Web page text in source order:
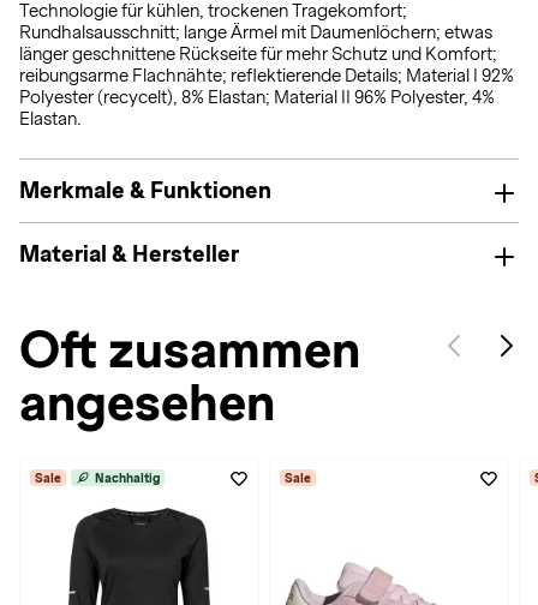
Technologie für kühlen, trockenen Tragekomfort;
Rundhalsausschnitt; lange Ärmel mit Daumenlöchern; etwas
länger geschnittene Rückseite für mehr Schutz und Komfort;
reibungsarme Flachnähte; reflektierende Details; Material I 92%
Polyester (recycelt), 8% Elastan; Material II 96% Polyester, 4%
Elastan.
Merkmale & Funktionen
Material & Hersteller
Oft zusammen
angesehen
Sale Nachhaltig Sale